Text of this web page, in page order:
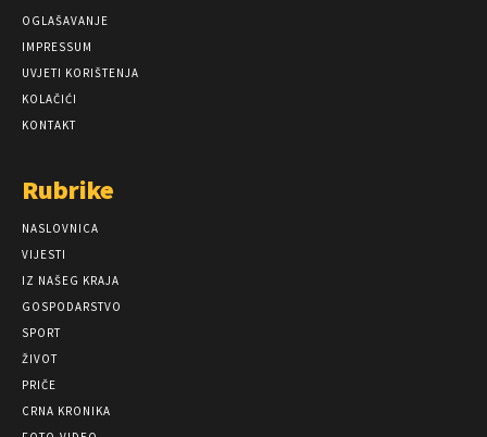
OGLAŠAVANJE
IMPRESSUM
UVJETI KORIŠTENJA
KOLAČIĆI
KONTAKT
Rubrike
NASLOVNICA
VIJESTI
IZ NAŠEG KRAJA
GOSPODARSTVO
SPORT
ŽIVOT
PRIČE
CRNA KRONIKA